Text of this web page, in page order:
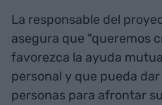
La responsable del
asegura que "queremos
favorezca la ayuda
personal y que pueda
personas para afrontar